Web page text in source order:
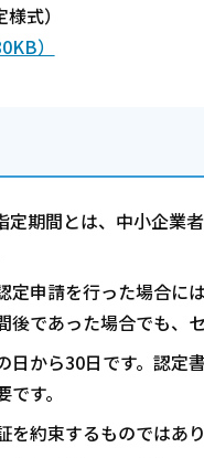
式）
）
定期間とは、中小企業
定申請を行った場合に
後であった場合でも、
日から30日です。認定
す。
約束するものではあり